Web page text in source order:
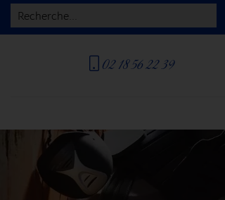
Recherche...
02 18 56 22 39